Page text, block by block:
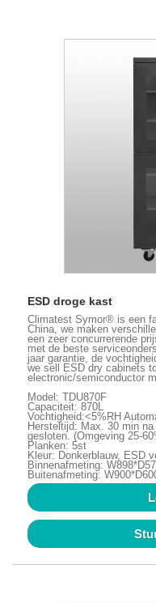
ESD droge kast
Climatest Symor® is een
China, we maken
een zeer concurrerende
met de beste
jaar garantie, de
we sell ESD dry cabinets
electronic/semiconductor
Model: TDU870F
Capaciteit: 870L
Vochtigheid:<5%RH
Hersteltijd: Max. 30 min
gesloten. (Omgeving 25-
Planken: 5st
Kleur: Donkerblauw, ESD
Binnenafmeting:
Buitenafmeting: